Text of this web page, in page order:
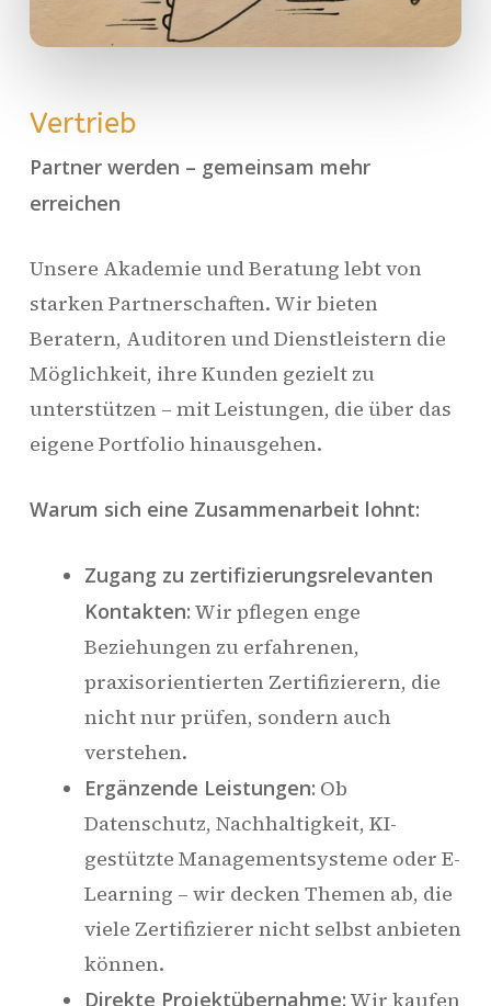
Vertrieb
Partner werden – gemeinsam mehr
erreichen
Unsere Akademie und Beratung lebt von
starken Partnerschaften. Wir bieten
Beratern, Auditoren und Dienstleistern die
Möglichkeit, ihre Kunden gezielt zu
unterstützen – mit Leistungen, die über das
eigene Portfolio hinausgehen.
Warum sich eine Zusammenarbeit lohnt:
Zugang zu zertifizierungsrelevanten
Kontakten: Wir pflegen enge
Beziehungen zu erfahrenen,
praxisorientierten Zertifizierern, die
nicht nur prüfen, sondern auch
verstehen.
Ergänzende Leistungen: Ob
Datenschutz, Nachhaltigkeit, KI-
gestützte Managementsysteme oder E-
Learning – wir decken Themen ab, die
viele Zertifizierer nicht selbst anbieten
können.
Direkte Projektübernahme: Wir kaufen